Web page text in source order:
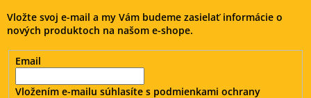
Vložte svoj e-mail a my Vám budeme zasielať informácie o
nových produktoch na našom e-shope.
Email
Vložením e-mailu súhlasíte s podmienkami ochrany